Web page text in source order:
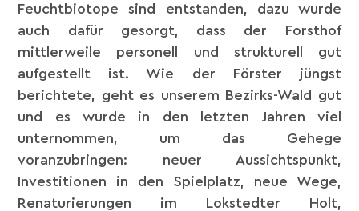
Feuchtbiotope sind entstanden, dazu wurde
auch dafür gesorgt, dass der Forsthof
mittlerweile personell und strukturell gut
aufgestellt ist. Wie der Förster jüngst
berichtete, geht es unserem Bezirks-Wald gut
und es wurde in den letzten Jahren viel
unternommen, um das Gehege
voranzubringen: neuer Aussichtspunkt,
Investitionen in den Spielplatz, neue Wege,
Renaturierungen im Lokstedter Holt,